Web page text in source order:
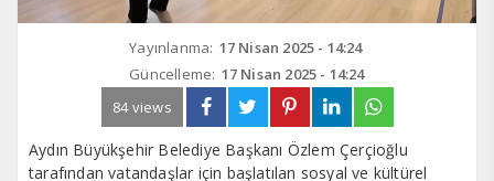
Yayınlanma: 17 Nisan 2025 - 14:24
Güncelleme: 17 Nisan 2025 - 14:24
84 views
Aydın Büyükşehir Belediye Başkanı Özlem Çerçioğlu
tarafından vatandaşlar için başlatılan sosyal ve kültürel